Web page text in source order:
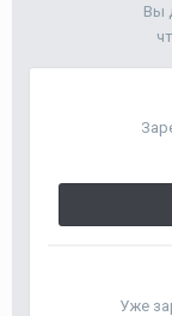
Вы
Уже